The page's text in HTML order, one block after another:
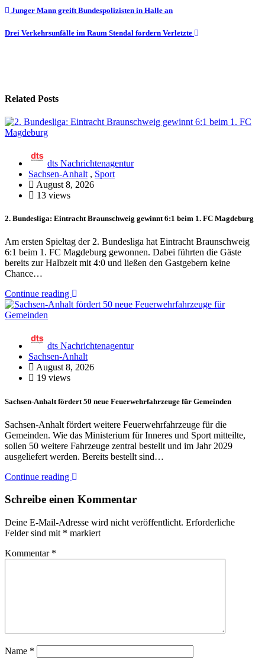
Beitragsnavigation
Junger Mann greift Bundespolizisten in Halle an
Drei Verkehrsunfälle im Raum Stendal fordern Verletzte
Related Posts
dts Nachrichtenagentur
Sachsen-Anhalt , Sport
August 8, 2026
13 views
2. Bundesliga: Eintracht Braunschweig gewinnt 6:1 beim 1. FC Magdeburg
Am ersten Spieltag der 2. Bundesliga hat Eintracht Braunschweig
6:1 beim 1. FC Magdeburg gewonnen. Dabei führten die Gäste
bereits zur Halbzeit mit 4:0 und ließen den Gastgebern keine
Chance…
Continue reading
dts Nachrichtenagentur
Sachsen-Anhalt
August 8, 2026
19 views
Sachsen-Anhalt fördert 50 neue Feuerwehrfahrzeuge für Gemeinden
Sachsen-Anhalt fördert weitere Feuerwehrfahrzeuge für die
Gemeinden. Wie das Ministerium für Inneres und Sport mitteilte,
sollen 50 weitere Fahrzeuge zentral bestellt und im Jahr 2029
ausgeliefert werden. Bereits bestellt sind…
Continue reading
Schreibe einen Kommentar
Deine E-Mail-Adresse wird nicht veröffentlicht. Erforderliche
Felder sind mit * markiert
Kommentar *
Name *